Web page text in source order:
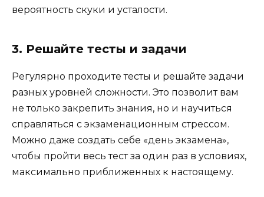
вероятность скуки и усталости.
3. Решайте тесты и задачи
Регулярно проходите тесты и решайте задачи
разных уровней сложности. Это позволит вам
не только закрепить знания, но и научиться
справляться с экзаменационным стрессом.
Можно даже создать себе «день экзамена»,
чтобы пройти весь тест за один раз в условиях,
максимально приближенных к настоящему.